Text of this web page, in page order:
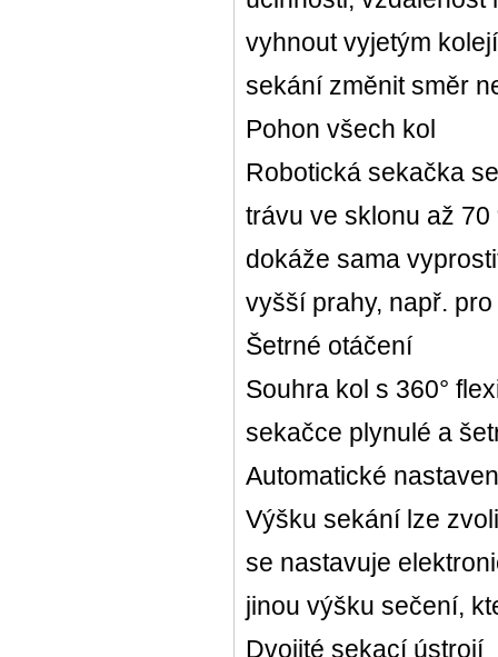
vyhnout vyjetým
sekání změnit směr
Pohon všech kol
Robotická sekačka
trávu ve sklonu až
dokáže sama
vyšší prahy, např.
Šetrné otáčení
Souhra kol s 360°
sekačce plynulé a
Automatické
Výšku sekání lze
se nastavuje
jinou výšku sečení,
Dvojité sekací ústrojí